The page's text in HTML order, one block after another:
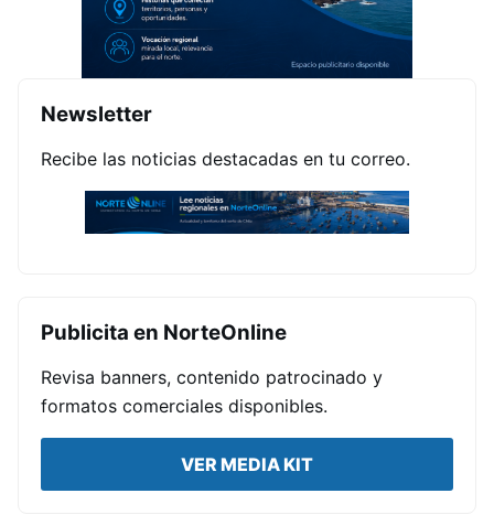
Newsletter
Recibe las noticias destacadas en tu correo.
Publicita en NorteOnline
Revisa banners, contenido patrocinado y
formatos comerciales disponibles.
VER MEDIA KIT